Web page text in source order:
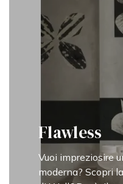
Flawless
Vuoi impreziosire
moderna? Scopri